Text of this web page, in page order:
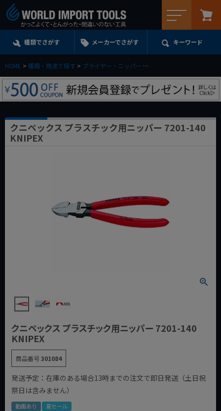
種類でさがす メーカーでさがす キーワード
HOME 種類・用途で探す プライヤー・ニッパー
クニペックス プラスチック用ニッパー 7201-140
KNIPEX
クニペックス プラスチック用ニッパー 7201-140
KNIPEX
商品番号301084
発送予定：在庫のある場合13時までの注文で即日発送（土日祝
祭日は含みません）
動画あり 夏セール